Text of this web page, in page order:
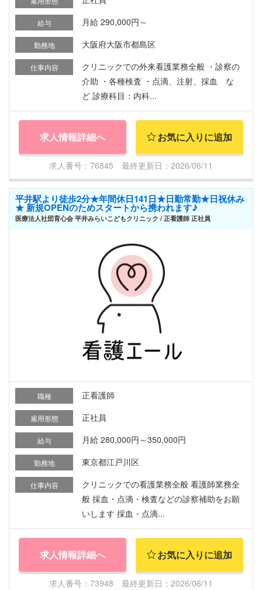
給与 月給 290,000円～
勤務地 大阪府大阪市都島区
仕事内容
クリニックでの外来看護業務全般 ・診察の
介助 ・各種検査 ・点滴、注射、採血 な
ど 診療科目：内科...
求人情報詳細へ お気に入りに追加
求人番号：76845 最終更新日：2026/06/11
平井駅より徒歩2分★年間休日141日★日勤常勤★日祝休み
★ 新規OPENのためスタートから携われます♪
医療法人社団育心会 平井みらいこどもクリニック / 正看護師 正社員
職種 正看護師
雇用形態 正社員
給与 月給 280,000円～350,000円
勤務地 東京都江戸川区
仕事内容
クリニックでの看護業務全般 看護師業務全
般 採血・点滴・検査などの診察補助をお願
いします 採血・点滴...
求人情報詳細へ お気に入りに追加
求人番号：73948 最終更新日：2026/06/11